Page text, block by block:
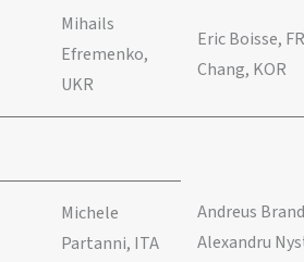
Mihails
Efremenko,
UKR
Eric Boisse,
Chang, KOR
Michele
Partanni, ITA
Andreus
Alexandru